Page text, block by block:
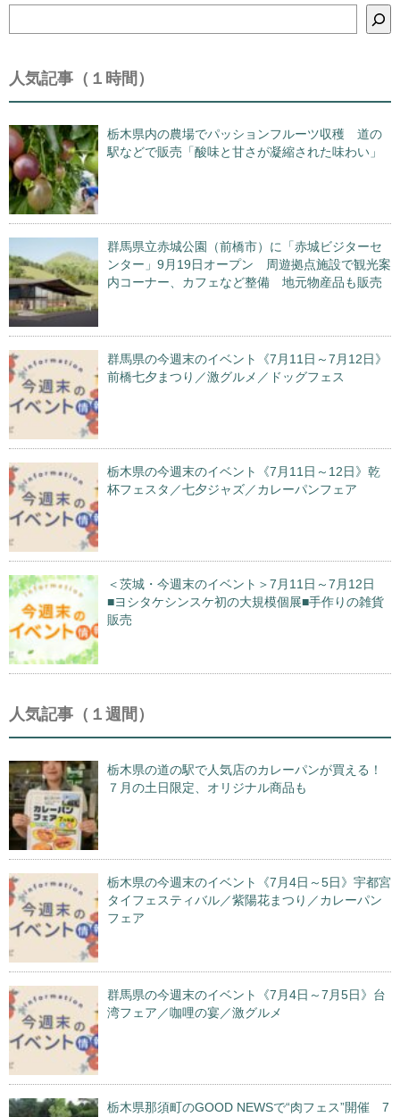
索
人気記事（１時間）
栃木県内の農場でパッションフルーツ収穫 道の
駅などで販売「酸味と甘さが凝縮された味わい」
群馬県立赤城公園（前橋市）に「赤城ビジターセ
ンター」9月19日オープン 周遊拠点施設で観光案
内コーナー、カフェなど整備 地元物産品も販売
群馬県の今週末のイベント《7月11日～7月12日》
前橋七夕まつり／激グルメ／ドッグフェス
栃木県の今週末のイベント《7月11日～12日》乾
杯フェスタ／七夕ジャズ／カレーパンフェア
＜茨城・今週末のイベント＞7月11日～7月12日
■ヨシタケシンスケ初の大規模個展■手作りの雑貨
販売
人気記事（１週間）
栃木県の道の駅で人気店のカレーパンが買える！
７月の土日限定、オリジナル商品も
栃木県の今週末のイベント《7月4日～5日》宇都宮
タイフェスティバル／紫陽花まつり／カレーパン
フェア
群馬県の今週末のイベント《7月4日～7月5日》台
湾フェア／咖哩の宴／激グルメ
栃木県那須町のGOOD NEWSで“肉フェス”開催 7